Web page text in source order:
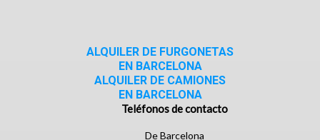
ALQUILER DE FURGONETAS
EN BARCELONA
ALQUILER DE CAMIONES
EN BARCELONA
Teléfonos de contacto
De Barcelona